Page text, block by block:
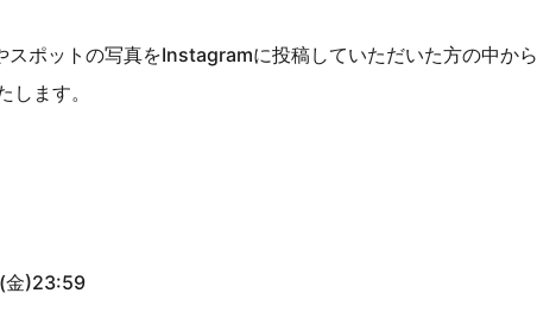
スポットの写真をInstagramに投稿していただいた方の中か
ます。
金)23:59